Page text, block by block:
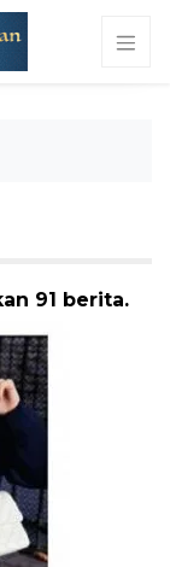
91 berita.